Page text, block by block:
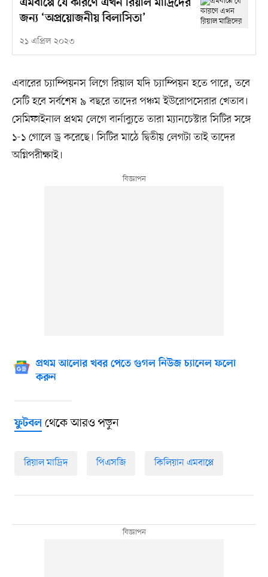
এমবাপ্পে যে কারণে এখন রিয়াল মাদ্রিদের
জন্য ‘অপ্রয়োজনীয় বিলাসিতা’
২১ এপ্রিল ২০২৩
এবারের চ্যাম্পিয়নস লিগে রিয়াল যদি চ্যাম্পিয়ন হতে পারে, তবে
সেটি হবে সর্বশেষ ৯ বছরে তাদের পঞ্চম ইউরোপসেরার খেতাব।
সেমিফাইনাল প্রথম লেগে বার্নাব্যুতে তারা ম্যানচেস্টার সিটির সঙ্গে
১-১ গোলে ড্র করেছে। সিটির মাঠে দ্বিতীয় লেগটা তাই তাদের
অগ্নিপরীক্ষাই।
প্রথম আলোর খবর পেতে গুগল নিউজ চ্যানেল ফলো
করুন
ফুটবলথেকে আরও পড়ুন
রিয়াল মাদ্রিদ পিএসজি কিলিয়ান এমবাপ্পে